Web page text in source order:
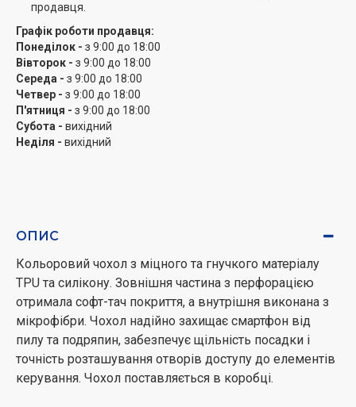
продавця.
Графік роботи продавця:
Понеділок - з 9:00 до 18:00
Вівторок - з 9:00 до 18:00
Середа - з 9:00 до 18:00
Четвер - з 9:00 до 18:00
П'ятниця - з 9:00 до 18:00
Субота - вихідний
Неділя - вихідний
ОПИС
Кольоровий чохол з міцного та гнучкого матеріалу
TPU та силікону. Зовнішня частина з перфорацією
отримала софт-тач покриття, а внутрішня виконана з
мікрофібри. Чохол надійно захищає смартфон від
пилу та подряпин, забезпечує щільність посадки і
точність розташування отворів доступу до елементів
керування. Чохол поставляється в коробці.